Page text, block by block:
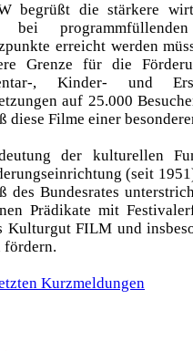
begrüßt die stärkere
bei
erreicht werden
Grenze für die
, Kinder- und
auf 25.000
diese Filme einer
der kulturellen
(seit
des Bundesrates
Prädikate mit
Kulturgut FILM und
fördern.
Kurzmeldungen